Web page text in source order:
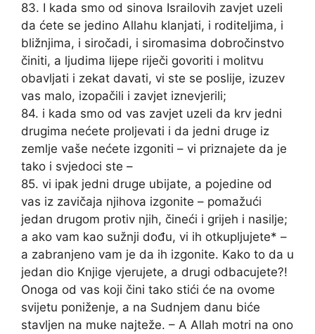
83. I kada smo od sinova Israilovih zavjet uzeli
da ćete se jedino Allahu klanjati, i roditeljima, i
bližnjima, i siročadi, i siromasima dobročinstvo
činiti, a ljudima lijepe riječi govoriti i molitvu
obavljati i zekat davati, vi ste se poslije, izuzev
vas malo, izopačili i zavjet iznevjerili;
84. i kada smo od vas zavjet uzeli da krv jedni
drugima nećete proljevati i da jedni druge iz
zemlje vaše nećete izgoniti – vi priznajete da je
tako i svjedoci ste –
85. vi ipak jedni druge ubijate, a pojedine od
vas iz zavičaja njihova izgonite – pomažući
jedan drugom protiv njih, čineći i grijeh i nasilje;
a ako vam kao sužnji dođu, vi ih otkupljujete* –
a zabranjeno vam je da ih izgonite. Kako to da u
jedan dio Knjige vjerujete, a drugi odbacujete?!
Onoga od vas koji čini tako stići će na ovome
svijetu poniženje, a na Sudnjem danu biće
stavljen na muke najteže. – A Allah motri na ono